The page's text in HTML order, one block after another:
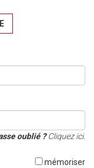
oublié ?Cliquez ici.
mémoriser